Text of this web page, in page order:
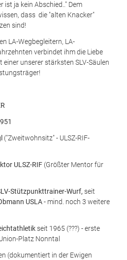
ist ja kein Abschied.." Dem
dass die "alten Knacker"
sind!
LA-Wegbegleitern, LA-
verbindet ihm die Liebe
unserer stärksten SLV-Säulen
("Zweitwohnsitz" - ULSZ-RIF-
ULSZ-RIF (Größter Mentor für
Stützpunkttrainer-Wurf, seit
USLA - mind. noch 3 weitere
seit 1965 (???) - erste
Platz Nonntal
(dokumentiert in der Ewigen